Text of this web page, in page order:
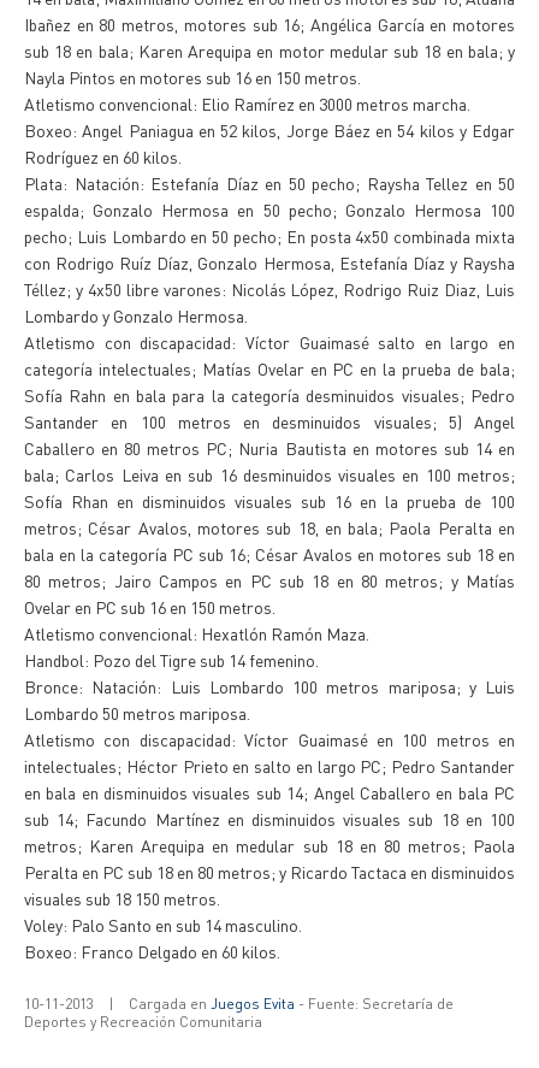
Ibañez en 80 metros, motores sub 16; Angélica García en motores
sub 18 en bala; Karen Arequipa en motor medular sub 18 en bala; y
Nayla Pintos en motores sub 16 en 150 metros.
Atletismo convencional: Elio Ramírez en 3000 metros marcha.
Boxeo: Angel Paniagua en 52 kilos, Jorge Báez en 54 kilos y Edgar
Rodríguez en 60 kilos.
Plata: Natación: Estefanía Díaz en 50 pecho; Raysha Tellez en 50
espalda; Gonzalo Hermosa en 50 pecho; Gonzalo Hermosa 100
pecho; Luis Lombardo en 50 pecho; En posta 4x50 combinada mixta
con Rodrigo Ruíz Díaz, Gonzalo Hermosa, Estefanía Díaz y Raysha
Téllez; y 4x50 libre varones: Nicolás López, Rodrigo Ruiz Diaz, Luis
Lombardo y Gonzalo Hermosa.
Atletismo con discapacidad: Víctor Guaimasé salto en largo en
categoría intelectuales; Matías Ovelar en PC en la prueba de bala;
Sofía Rahn en bala para la categoría desminuidos visuales; Pedro
Santander en 100 metros en desminuidos visuales; 5) Angel
Caballero en 80 metros PC; Nuria Bautista en motores sub 14 en
bala; Carlos Leiva en sub 16 desminuidos visuales en 100 metros;
Sofía Rhan en disminuidos visuales sub 16 en la prueba de 100
metros; César Avalos, motores sub 18, en bala; Paola Peralta en
bala en la categoría PC sub 16; César Avalos en motores sub 18 en
80 metros; Jairo Campos en PC sub 18 en 80 metros; y Matías
Ovelar en PC sub 16 en 150 metros.
Atletismo convencional: Hexatlón Ramón Maza.
Handbol: Pozo del Tigre sub 14 femenino.
Bronce: Natación: Luis Lombardo 100 metros mariposa; y Luis
Lombardo 50 metros mariposa.
Atletismo con discapacidad: Víctor Guaimasé en 100 metros en
intelectuales; Héctor Prieto en salto en largo PC; Pedro Santander
en bala en disminuidos visuales sub 14; Angel Caballero en bala PC
sub 14; Facundo Martínez en disminuidos visuales sub 18 en 100
metros; Karen Arequipa en medular sub 18 en 80 metros; Paola
Peralta en PC sub 18 en 80 metros; y Ricardo Tactaca en disminuidos
visuales sub 18 150 metros.
Voley: Palo Santo en sub 14 masculino.
Boxeo: Franco Delgado en 60 kilos.
10-11-2013 | Cargada en Juegos Evita - Fuente: Secretaría de
Deportes y Recreación Comunitaria